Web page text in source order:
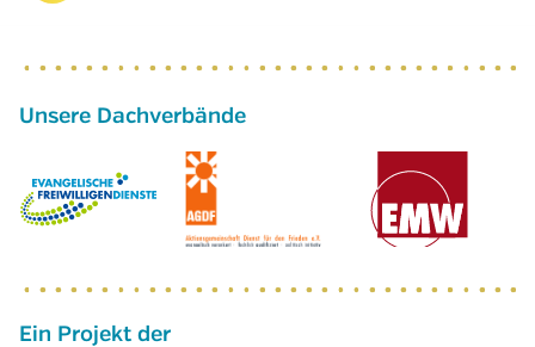
Ein Projekt der